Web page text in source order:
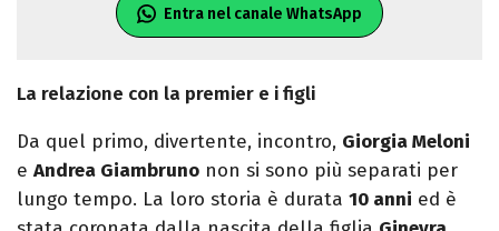
Entra nel canale WhatsApp
La relazione con la premier e i figli
Da quel primo, divertente, incontro, Giorgia Meloni
e Andrea Giambruno non si sono più separati per
lungo tempo. La loro storia è durata 10 anni ed è